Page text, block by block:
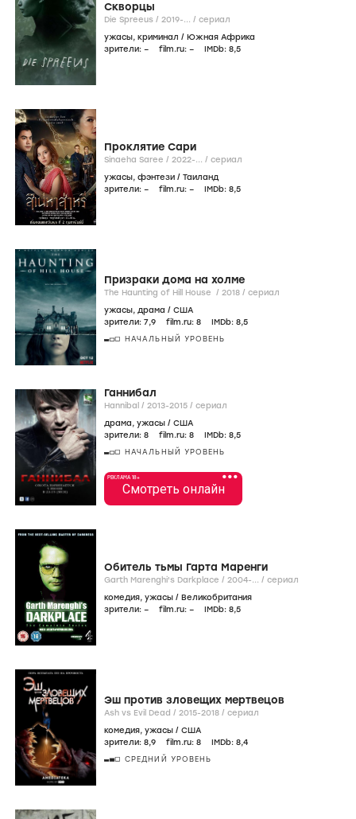
Скворцы
Die Spreeus / 2019-... / сериал
ужасы, криминал / Южная Африка
зрители: – film.ru: – IMDb: 8,5
Проклятие Сари
Sinaeha Saree / 2022-... / сериал
ужасы, фэнтези / Таиланд
зрители: – film.ru: – IMDb: 8,5
Призраки дома на холме
The Haunting of Hill House / 2018 / сериал
ужасы, драма / США
зрители: 7,9 film.ru: 8 IMDb: 8,5
НАЧАЛЬНЫЙ УРОВЕНЬ
Ганнибал
Hannibal / 2013-2015 / сериал
драма, ужасы / США
зрители: 8 film.ru: 8 IMDb: 8,5
НАЧАЛЬНЫЙ УРОВЕНЬ
•••
РЕКЛАМА 18+
Смотреть онлайн
Обитель тьмы Гарта Маренги
Garth Marenghi's Darkplace / 2004-... / сериал
комедия, ужасы / Великобритания
зрители: – film.ru: – IMDb: 8,5
Эш против зловещих мертвецов
Ash vs Evil Dead / 2015-2018 / сериал
комедия, ужасы / США
зрители: 8,9 film.ru: 8 IMDb: 8,4
СРЕДНИЙ УРОВЕНЬ